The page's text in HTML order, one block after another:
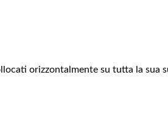
orizzontalmente su tutta la